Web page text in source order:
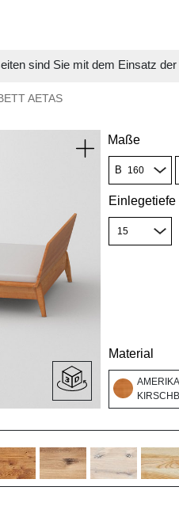
sind Sie mit dem Einsatz
AETAS
Maße
B
Einlegetiefe
Material